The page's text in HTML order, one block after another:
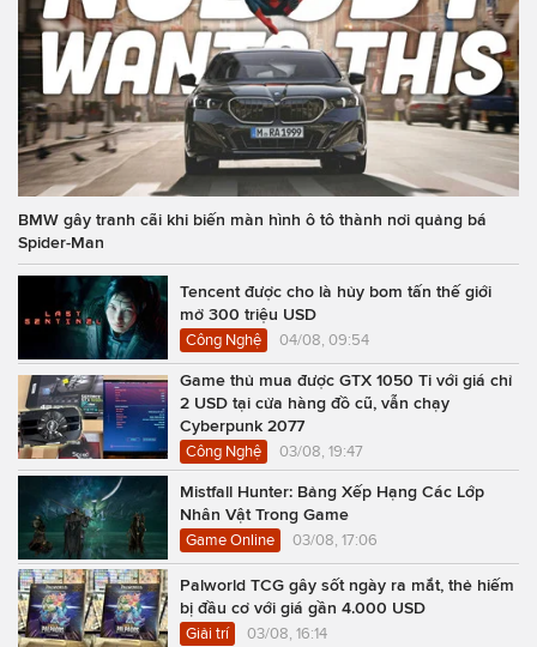
BMW gây tranh cãi khi biến màn hình ô tô thành nơi quảng bá
Spider-Man
Tencent được cho là hủy bom tấn thế giới
mở 300 triệu USD
Công Nghệ 04/08, 09:54
Game thủ mua được GTX 1050 Ti với giá chỉ
2 USD tại cửa hàng đồ cũ, vẫn chạy
Cyberpunk 2077
Công Nghệ 03/08, 19:47
Mistfall Hunter: Bảng Xếp Hạng Các Lớp
Nhân Vật Trong Game
Game Online 03/08, 17:06
Palworld TCG gây sốt ngày ra mắt, thẻ hiếm
bị đầu cơ với giá gần 4.000 USD
Giải trí 03/08, 16:14